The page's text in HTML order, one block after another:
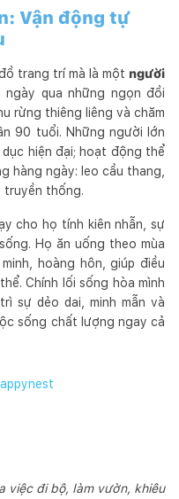
Vận động tự
trang trí mà là một người
qua những ngọn đồi
rừng thiêng liêng và chăm
90 tuổi. Những người lớn
hiện đại; hoạt động thể
hàng ngày: leo cầu thang,
truyền thống.
cho họ tính kiên nhẫn, sự
Họ ăn uống theo mùa
hoàng hôn, giúp điều
Chính lối sống hòa mình
sự dẻo dai, minh mẫn và
sống chất lượng ngay cả
việc đi bộ, làm vườn, khiêu